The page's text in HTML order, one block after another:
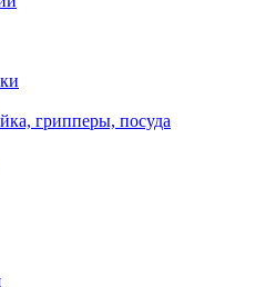
грипперы, посуда